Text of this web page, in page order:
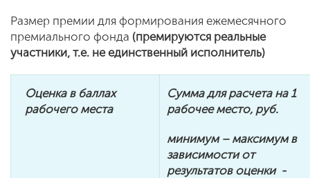
Размер премии для формирования ежемесячного
премиального фонда (премируются реальные
участники, т.е. не единственный исполнитель)
Оценка в баллах
рабочего места
Сумма для расчета на 1
рабочее место, руб.
минимум – максимум в
зависимости от
результатов оценки -